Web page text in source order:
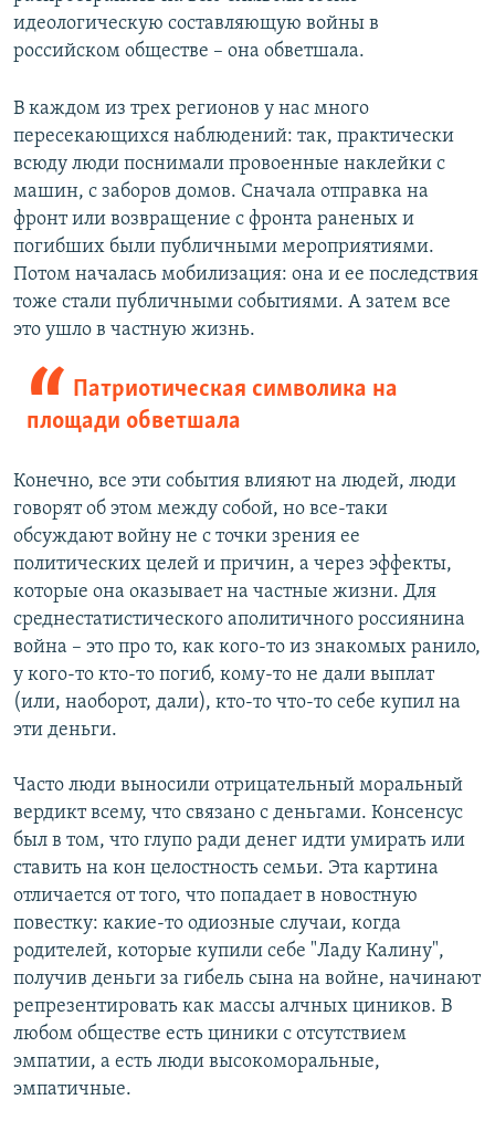
идеологическую составляющую войны в
российском обществе – она обветшала.
В каждом из трех регионов у нас много
пересекающихся наблюдений: так, практически
всюду люди поснимали провоенные наклейки с
машин, с заборов домов. Сначала отправка на
фронт или возвращение с фронта раненых и
погибших были публичными мероприятиями.
Потом началась мобилизация: она и ее последствия
тоже стали публичными событиями. А затем все
это ушло в частную жизнь.
Патриотическая символика на
площади обветшала
Конечно, все эти события влияют на людей, люди
говорят об этом между собой, но все-таки
обсуждают войну не с точки зрения ее
политических целей и причин, а через эффекты,
которые она оказывает на частные жизни. Для
среднестатистического аполитичного россиянина
война – это про то, как кого-то из знакомых ранило,
у кого-то кто-то погиб, кому-то не дали выплат
(или, наоборот, дали), кто-то что-то себе купил на
эти деньги.
Часто люди выносили отрицательный моральный
вердикт всему, что связано с деньгами. Консенсус
был в том, что глупо ради денег идти умирать или
ставить на кон целостность семьи. Эта картина
отличается от того, что попадает в новостную
повестку: какие-то одиозные случаи, когда
родителей, которые купили себе "Ладу Калину",
получив деньги за гибель сына на войне, начинают
репрезентировать как массы алчных циников. В
любом обществе есть циники с отсутствием
эмпатии, а есть люди высокоморальные,
эмпатичные.